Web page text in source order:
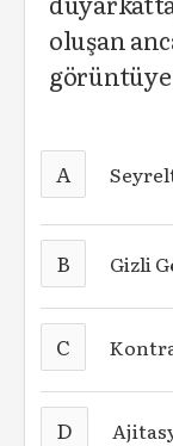
oluşan
A
B Gizli
C
D